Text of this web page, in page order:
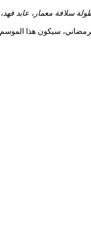
سيكون هذا الموسم